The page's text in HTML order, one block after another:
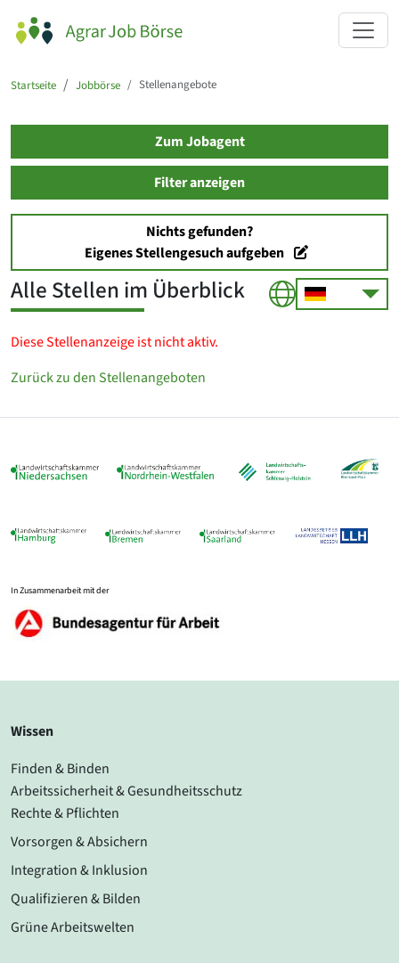
Startseite Jobbörse Stellenangebote
Zum Jobagent
Filter anzeigen
Nichts gefunden?
Eigenes Stellengesuch aufgeben
Alle Stellen im Überblick
Diese Stellenanzeige ist nicht aktiv.
Zurück zu den Stellenangeboten
In Zusammenarbeit mit der
Wissen
Finden & Binden
Arbeitssicherheit & Gesundheitsschutz
Rechte & Pflichten
Vorsorgen & Absichern
Integration & Inklusion
Qualifizieren & Bilden
Grüne Arbeitswelten